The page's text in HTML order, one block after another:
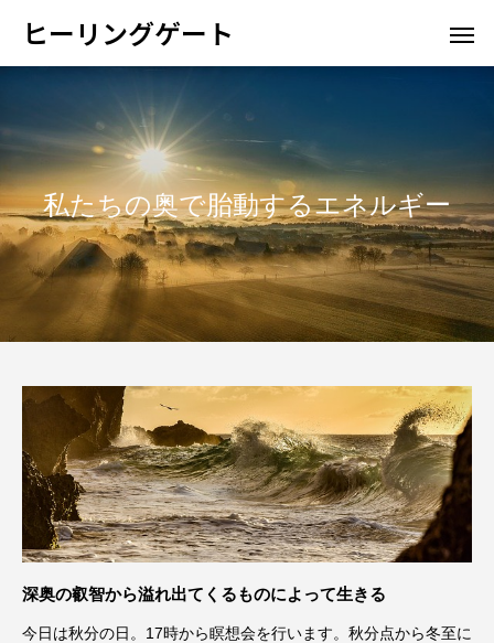
ヒーリングゲート
私たちの奥で胎動するエネルギー
深奥の叡智から溢れ出てくるものによって生きる
今日は秋分の日。17時から瞑想会を行います。秋分点から冬至に